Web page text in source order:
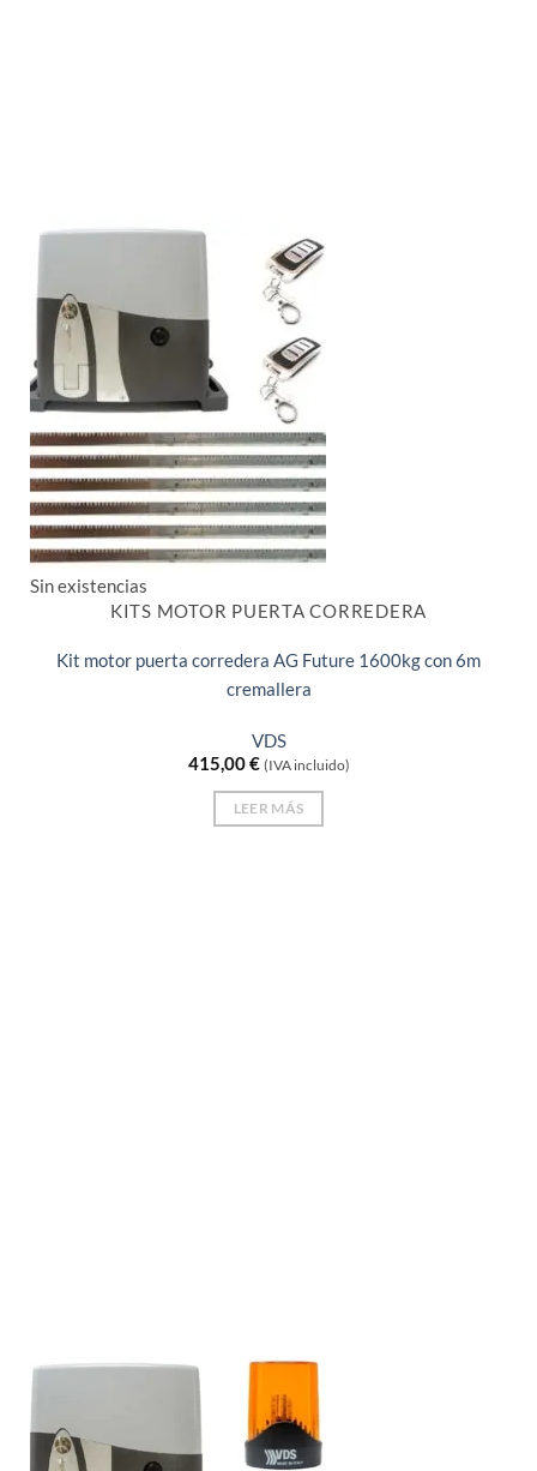
Sin existencias
KITS MOTOR PUERTA CORREDERA
Kit motor puerta corredera AG Future 1600kg con 6m
cremallera
VDS
415,00€ (IVA incluido)
LEER MÁS